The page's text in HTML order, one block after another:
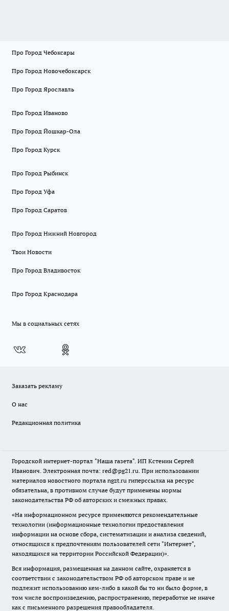
Про Город Чебоксары
Про Город Новочебоксарск
Про Город Ярославль
Про Город Иваново
Про Город Йошкар-Ола
Про Город Курск
Про Город Рыбинск
Про Город Уфа
Про Город Саратов
Про Город Нижний Новгород
Твои Новости
Про Город Владивосток
Про Город Краснодара
Мы в социальных сетях
Заказать рекламу
О нас
Редакционная политика
Городской интернет-портал "Наша газета". ИП Кстенин Сергей
Иванович. Электронная почта: red@pg21.ru. При использовании
материалов новостного портала ngzt.ru гиперссылка на ресурс
обязательна, в противном случае будут применены нормы
законодательства РФ об авторских и смежных правах.
«На информационном ресурсе применяются рекомендательные
технологии (информационные технологии предоставления
информации на основе сбора, систематизации и анализа сведений,
относящихся к предпочтениям пользователей сети "Интернет",
находящихся на территории Российской Федерации)».
Вся информация, размещенная на данном сайте, охраняется в
соответствии с законодательством РФ об авторском праве и не
подлежит использованию кем-либо в какой бы то ни было форме, в
том числе воспроизведению, распространению, переработке не иначе
как с письменного разрешения правообладателя.